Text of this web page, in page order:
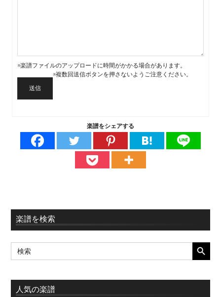
※楽譜ファイルのアップロードに時間がかかる場合があります。
※複数回送信ボタンを押さないようご注意ください。
送信
楽譜をシェアする
最
初
の
イ
楽譜を検索
Search
for:
SEARCH
人気の楽譜